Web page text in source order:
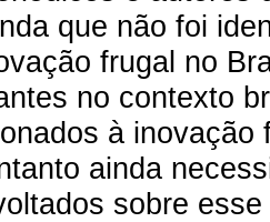
que não foi
frugal no
no contexto
à
ainda
sobre esse